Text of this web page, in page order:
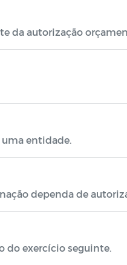
da autorização
entidade.
dependa de
do exercício seguinte.